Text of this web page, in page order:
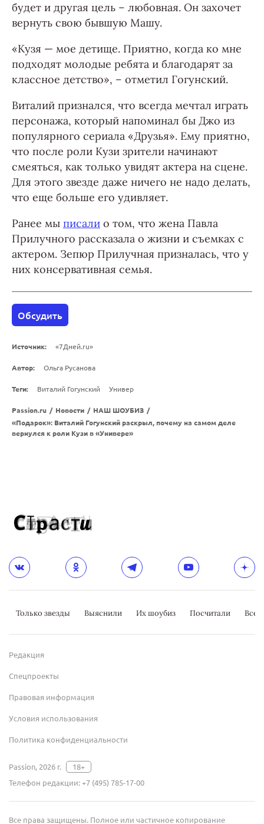
будет и другая цель – любовная. Он захочет
вернуть свою бывшую Машу.
«Кузя — мое детище. Приятно, когда ко мне
подходят молодые ребята и благодарят за
классное детство», – отметил Гогунский.
Виталий признался, что всегда мечтал играть
персонажа, который напоминал бы Джо из
популярного сериала «Друзья». Ему приятно,
что после роли Кузи зрители начинают
смеяться, как только увидят актера на сцене.
Для этого звезде даже ничего не надо делать,
что еще больше его удивляет.
Ранее мы писали о том, что жена Павла
Прилучного рассказала о жизни и съемках с
актером. Зепюр Прилучная призналась, что у
них консервативная семья.
Обсудить
Источник: «7Дней.ru»
Автор: Ольга Русанова
Теги: Виталий Гогунский Универ
Passion.ru / Новости / НАШ ШОУБИЗ /
«Подарок»: Виталий Гогунский раскрыл, почему на самом деле
вернулся к роли Кузи в «Универе»
Только звезды Выяснили Их шоубиз Посчитали
Редакция
Спецпроекты
Правовая информация
Условия использования
Политика конфиденциальности
Passion, 2026 г.
18+
Телефон редакции:+7 (495) 785-17-00
Все права защищены. Полное или частичное копирование